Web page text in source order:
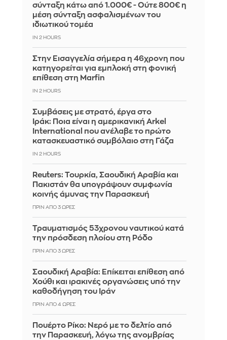
σύνταξη κάτω από 1.000€ - Ούτε 800€ η
μέση σύνταξη ασφαλισμένων του
ιδιωτικού τομέα
IN 2 HOURS
Στην Εισαγγελία σήμερα η 46χρονη που
κατηγορείται για εμπλοκή στη φονική
επίθεση στη Marfin
IN 2 HOURS
Συμβάσεις με στρατό, έργα στο
Ιράκ: Ποια είναι η αμερικανική Arkel
International που ανέλαβε το πρώτο
κατασκευαστικό συμβόλαιο στη Γάζα
IN 2 HOURS
Reuters: Τουρκία, Σαουδική Αραβία και
Πακιστάν θα υπογράψουν συμφωνία
κοινής άμυνας την Παρασκευή
ΠΡΙΝ ΑΠΌ 3 ΏΡΕΣ
Τραυματισμός 53χρονου ναυτικού κατά
την πρόσδεση πλοίου στη Ρόδο
ΠΡΙΝ ΑΠΌ 3 ΏΡΕΣ
Σαουδική Αραβία: Επίκειται επίθεση από
Χούθι και ιρακινές οργανώσεις υπό την
καθοδήγηση του Ιράν
ΠΡΙΝ ΑΠΌ 4 ΏΡΕΣ
Πουέρτο Ρίκο: Νερό με το δελτίο από
την Παρασκευή, λόγω της ανομβρίας